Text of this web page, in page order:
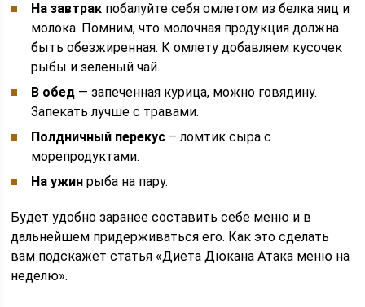
На завтрак побалуйте себя омлетом из белка яиц и
молока. Помним, что молочная продукция должна
быть обезжиренная. К омлету добавляем кусочек
рыбы и зеленый чай.
В обед — запеченная курица, можно говядину.
Запекать лучше с травами.
Полдничный перекус – ломтик сыра с
морепродуктами.
На ужин рыба на пару.
Будет удобно заранее составить себе меню и в
дальнейшем придерживаться его. Как это сделать
вам подскажет статья «Диета Дюкана Атака меню на
неделю».